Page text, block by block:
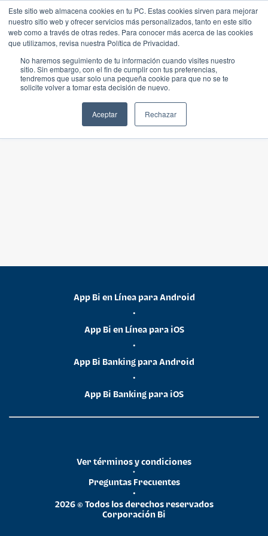
Este sitio web almacena cookies en tu PC. Estas cookies sirven para mejorar
nuestro sitio web y ofrecer servicios más personalizados, tanto en este sitio
web como a través de otras redes. Para conocer más acerca de las cookies
que utilizamos, revisa nuestra Política de Privacidad.
No haremos seguimiento de tu información cuando visites nuestro
sitio. Sin embargo, con el fin de cumplir con tus preferencias,
tendremos que usar solo una pequeña cookie para que no se te
solicite volver a tomar esta decisión de nuevo.
Aceptar Rechazar
App Bi en Línea para Android
•
App Bi en Línea para iOS
•
App Bi Banking para Android
•
App Bi Banking para iOS
2026 © Todos los derechos reservados
Corporación Bi
•
Preguntas Frecuentes
•
Ver términos y condiciones